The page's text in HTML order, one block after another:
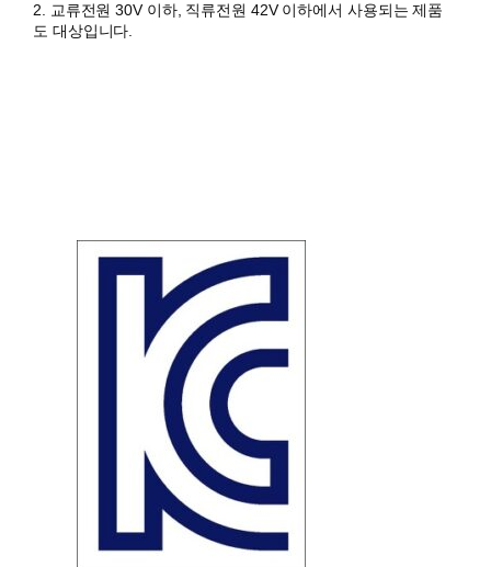
2. 교류전원 30V 이하, 직류전원 42V 이하에서 사용되는 제품
도 대상입니다.